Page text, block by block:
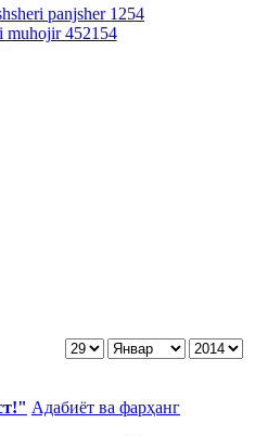
Адабиёт ва фарҳанг